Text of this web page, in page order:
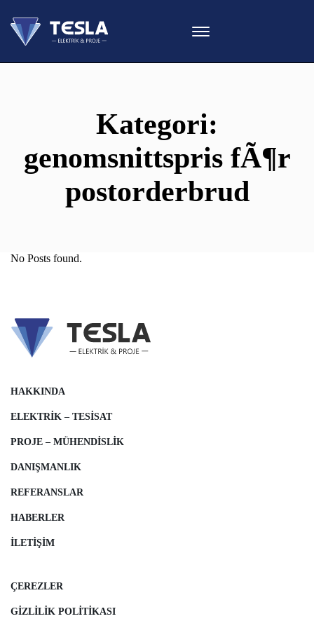
Kategori:
genomsnittspris fÃ¶r
postorderbrud
No Posts found.
HAKKINDA
ELEKTRIK – TESISAT
PROJE – MÜHENDISLIK
DANIŞMANLIK
REFERANSLAR
HABERLER
İLETIŞIM
ÇEREZLER
GIZLILIK POLITIKASI